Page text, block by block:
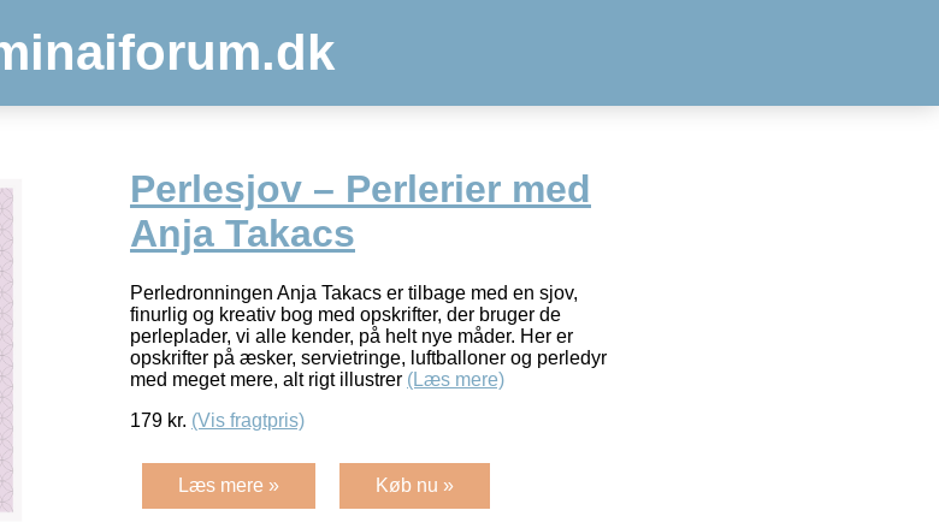
Perlesjov – Perlerier med
Anja Takacs
Perledronningen Anja Takacs er tilbage med en sjov,
finurlig og kreativ bog med opskrifter, der bruger de
perleplader, vi alle kender, på helt nye måder. Her er
opskrifter på æsker, servietringe, luftballoner og perledyr
med meget mere, alt rigt illustrer (Læs mere)
179 kr. (Vis fragtpris)
Læs mere » Køb nu »